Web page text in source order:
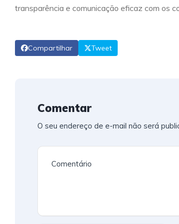
transparência e comunicação eficaz com os
Compartilhar Tweet
Comentar
O seu endereço de e-mail não será